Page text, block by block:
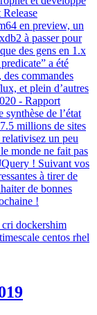
en preview, un
à passer pour
des gens en 1.x
a été
commandes
et plein d’autres
- Rapport
de l’état
millions de sites
un peu
monde ne fait pas
! Suivant vos
à tirer de
de bonnes
!
cri dockershim
timescale centos rhel